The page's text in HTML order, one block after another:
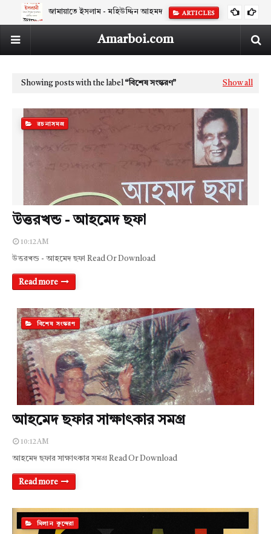
জামায়াতে ইসলাম - মহিউদ্দিন আহমদ ARTICLES
Amarboi.com
Showing posts with the label বিশেষ সংস্করণ Show all
রচনাসমগ্র
উত্তরখন্ড - আহমেদ ছফা
10:12 AM
উত্তরখন্ড - আহমেদ ছফা Read Or Download
Read more
বিশেষ সংস্করণ
আহমেদ ছফার সাক্ষাৎকার সমগ্র
10:12 AM
আহমেদ ছফার সাক্ষাৎকার সমগ্র Read Or Download
Read more
মিলান কুন্দেরা